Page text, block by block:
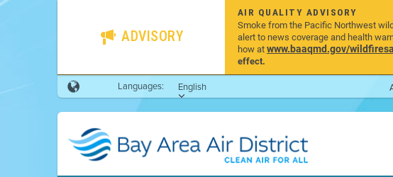
ADVISORY
AIR QUALITY ADVISORY
Smoke from the Pacific Northwest
alert to news coverage and health
how atwww.baaqmd.gov/
effect.
Languages: English